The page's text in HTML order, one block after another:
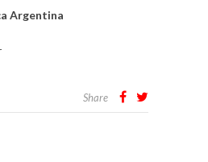
Argentina
Share